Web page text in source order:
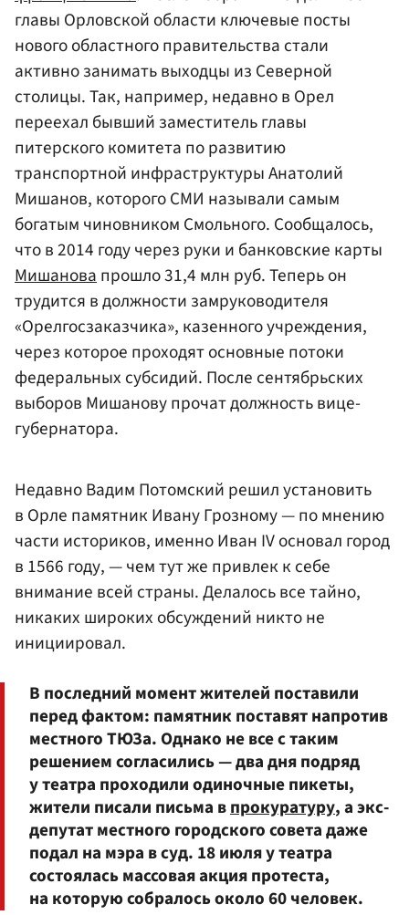
главы Орловской области ключевые посты
нового областного правительства стали
активно занимать выходцы из Северной
столицы. Так, например, недавно в Орел
переехал бывший заместитель главы
питерского комитета по развитию
транспортной инфраструктуры Анатолий
Мишанов, которого СМИ называли самым
богатым чиновником Смольного. Сообщалось,
что в 2014 году через руки и банковские карты
Мишановапрошло 31,4 млн руб. Теперь он
трудится в должности замруководителя
«Орелгосзаказчика», казенного учреждения,
через которое проходят основные потоки
федеральных субсидий. После сентябрьских
выборов Мишанову прочат должность вице-
губернатора.
Недавно Вадим Потомский решил установить
в Орле памятник Ивану Грозному — по мнению
части историков, именно Иван IV основал город
в 1566 году, — чем тут же привлек к себе
внимание всей страны. Делалось все тайно,
никаких широких обсуждений никто не
инициировал.
В последний момент жителей поставили
перед фактом: памятник поставят напротив
местного ТЮЗа. Однако не все с таким
решением согласились — два дня подряд
у театра проходили одиночные пикеты,
жители писали письма впрокуратуру, а экс-
депутат местного городского совета даже
подал на мэра в суд. 18 июля у театра
состоялась массовая акция протеста,
на которую собралось около 60 человек.